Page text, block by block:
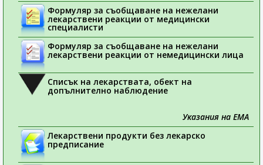
Формуляр за съобщаване на нежелани
лекарствени реакции от медицински
специалисти
Формуляр за съобщаване на нежелани
лекарствени реакции от немедицински лица
Списък на лекарствата, обект на
допълнително наблюдение
Указания на ЕМА
Лекарствени продукти без лекарско
предписание